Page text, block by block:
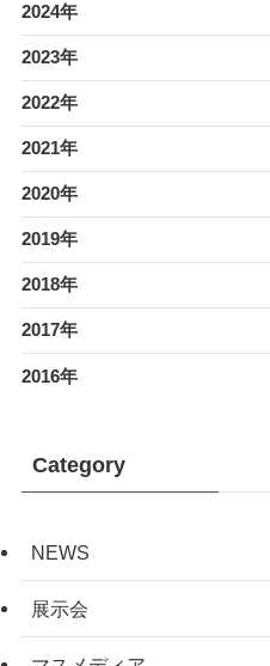
2024年
2023年
2022年
2021年
2020年
2019年
2018年
2017年
2016年
Category
NEWS
展示会